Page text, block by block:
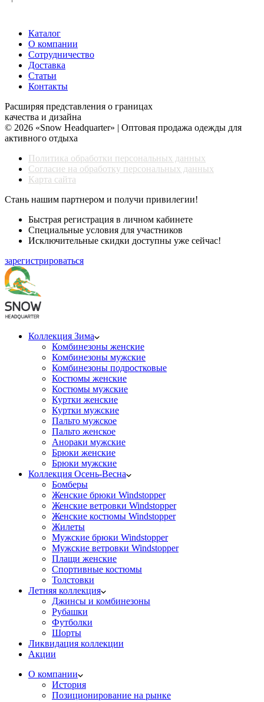
Каталог
О компании
Сотрудничество
Доставка
Статьи
Контакты
Расширяя представления о границах
качества и дизайна
© 2026 «Snow Headquarter» | Оптовая продажа одежды для
активного отдыха
Политика обработки персональных данных
Согласие на обработку персональных данных
Карта сайта
Стань нашим партнером и получи привилегии!
Быстрая регистрация в личном кабинете
Специальные условия для участников
Исключительные скидки доступны уже сейчас!
зарегистрироваться
Коллекция Зима
Комбинезоны женские
Комбинезоны мужские
Комбинезоны подростковые
Костюмы женские
Костюмы мужские
Куртки женские
Куртки мужские
Пальто мужское
Пальто женское
Анораки мужские
Брюки женские
Брюки мужские
Коллекция Осень-Весна
Бомберы
Женские брюки Windstopper
Женские ветровки Windstopper
Женские костюмы Windstopper
Жилеты
Мужские брюки Windstopper
Мужские ветровки Windstopper
Плащи женские
Спортивные костюмы
Толстовки
Летняя коллекция
Джинсы и комбинезоны
Рубашки
Футболки
Шорты
Ликвидация коллекции
Акции
О компании
История
Позиционирование на рынке